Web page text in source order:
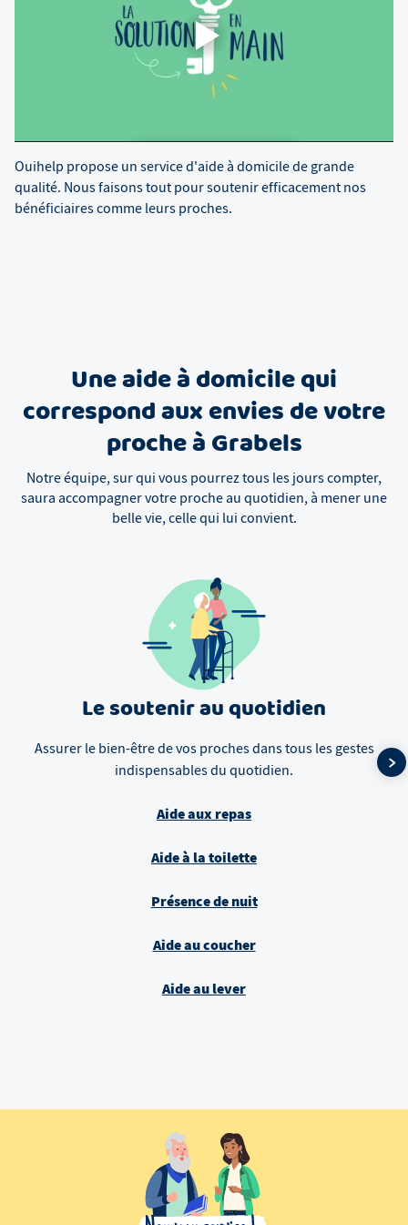
Ouihelp propose un service d'aide à domicile de grande
qualité. Nous faisons tout pour soutenir efficacement nos
bénéficiaires comme leurs proches.
Une aide à domicile qui
correspond aux envies de votre
proche à Grabels
Notre équipe, sur qui vous pourrez tous les jours compter,
saura accompagner votre proche au quotidien, à mener une
belle vie, celle qui lui convient.
Le soutenir au quotidien
Assurer le bien-être de vos proches dans tous les gestes
indispensables du quotidien.
Aide aux repas
Aide à la toilette
Présence de nuit
Aide au coucher
Aide au lever